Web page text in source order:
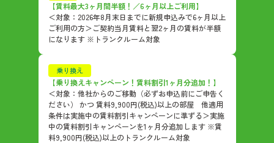
【賃料最大3ヶ月間半額！／6ヶ月以上ご利用】
＜対象：2026年8月末日までに新規申込みで6ヶ月以上
ご利用の方＞ご契約当月賃料と翌2ヶ月の賃料が半額
になります ※トランクルーム対象
乗り換え
【乗り換えキャンペーン！賃料割引1ヶ月分追加！】
＜対象：他社からのご移動（必ずお申込前にご申告く
ださい） かつ 賃料9,900円(税込)以上の部屋 他適用
条件は実施中の賃料割引キャンペーンに準ずる＞実施
中の賃料割引キャンペーンを1ヶ月分追加します ※賃
料9,900円(税込)以上のトランクルーム対象